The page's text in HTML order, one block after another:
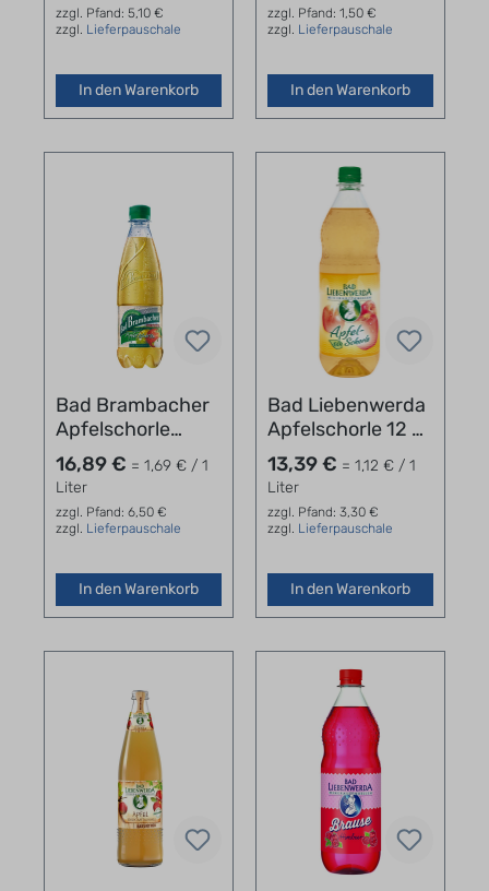
zzgl. Pfand: 5,10 €
zzgl. Lieferpauschale
In den Warenkorb
zzgl. Pfand: 1,50 €
zzgl. Lieferpauschale
In den Warenkorb
Bad Brambacher
Apfelschorle
Kasten 20 x 0,5 l
16,89 € = 1,69 € / 1
Liter
zzgl. Pfand: 6,50 €
zzgl. Lieferpauschale
In den Warenkorb
Bad Liebenwerda
Apfelschorle 12 x
1,0 l PET
13,39 € = 1,12 € / 1
Liter
zzgl. Pfand: 3,30 €
zzgl. Lieferpauschale
In den Warenkorb